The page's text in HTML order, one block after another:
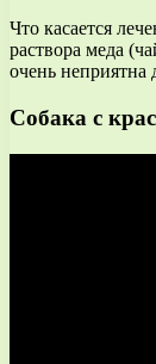
Что касается
раствора меда
очень неприятна
Собака с